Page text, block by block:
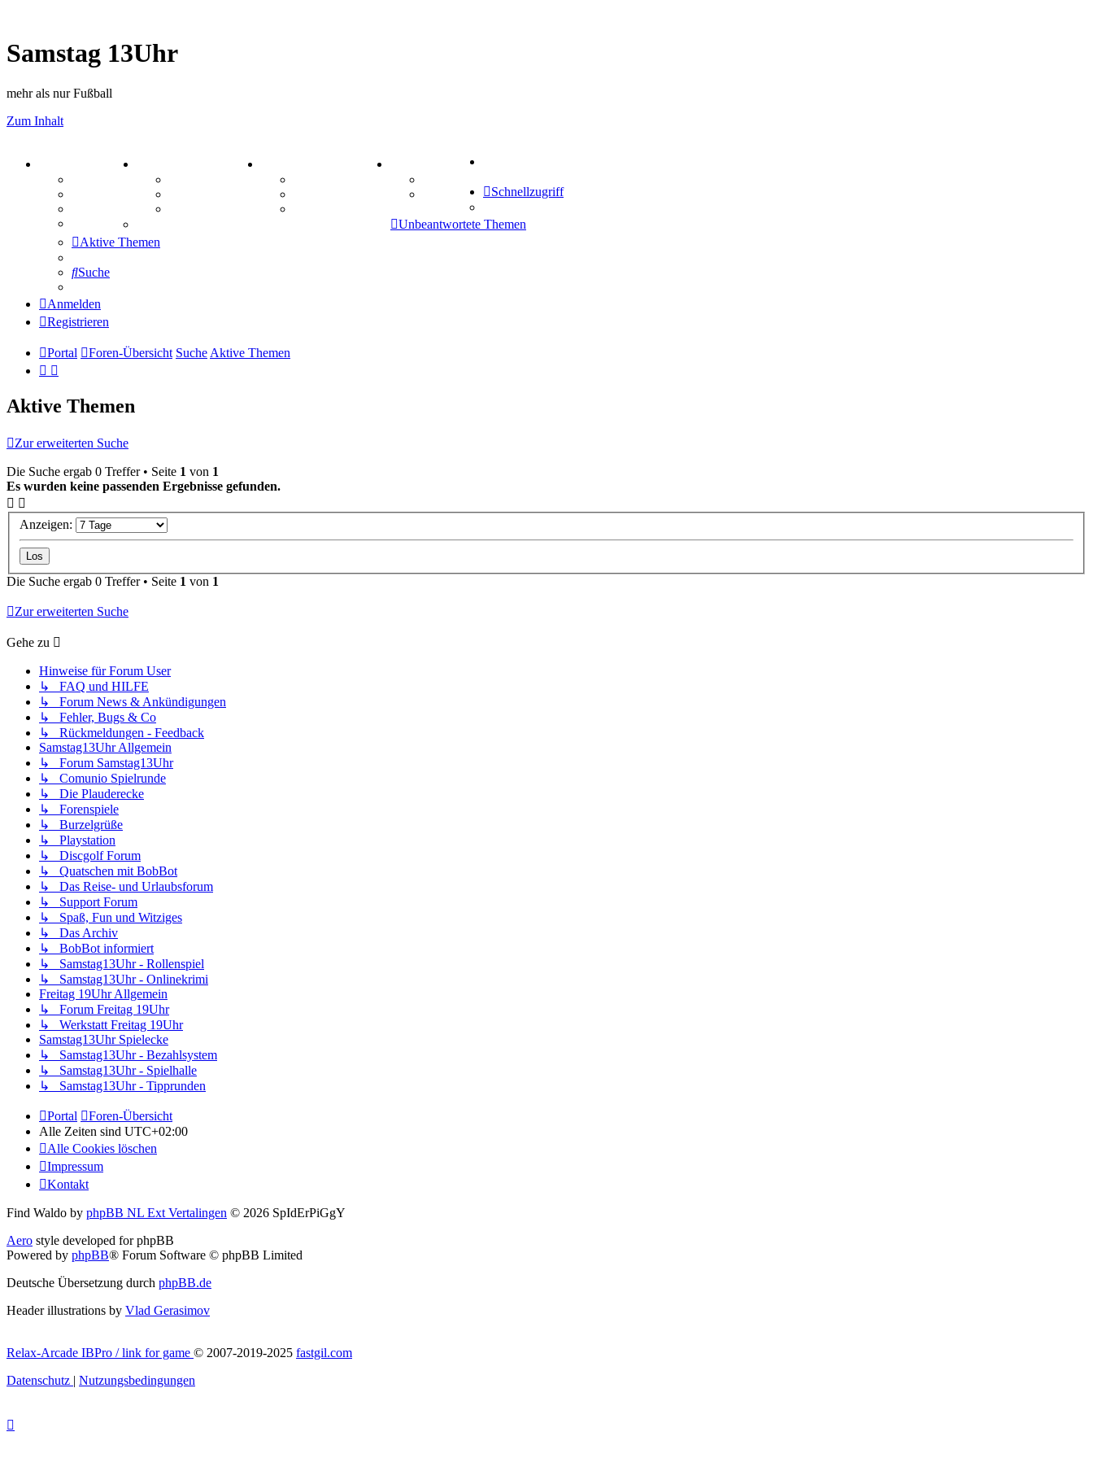
Samstag 13Uhr
mehr als nur Fußball
Zum Inhalt
Mastodon
Comunio
Schnellzugriff
Unbeantwortete Themen
Aktive Themen
Suche
Anmelden
Registrieren
Portal Foren-Übersicht Suche Aktive Themen
Aktive Themen
Zur erweiterten Suche
Die Suche ergab 0 Treffer • Seite 1 von 1
Es wurden keine passenden Ergebnisse gefunden.
Anzeigen:
Die Suche ergab 0 Treffer • Seite 1 von 1
Zur erweiterten Suche
Gehe zu
Hinweise für Forum User
↳ FAQ und HILFE
↳ Forum News & Ankündigungen
↳ Fehler, Bugs & Co
↳ Rückmeldungen - Feedback
Samstag13Uhr Allgemein
↳ Forum Samstag13Uhr
↳ Comunio Spielrunde
↳ Die Plauderecke
↳ Forenspiele
↳ Burzelgrüße
↳ Playstation
↳ Discgolf Forum
↳ Quatschen mit BobBot
↳ Das Reise- und Urlaubsforum
↳ Support Forum
↳ Spaß, Fun und Witziges
↳ Das Archiv
↳ BobBot informiert
↳ Samstag13Uhr - Rollenspiel
↳ Samstag13Uhr - Onlinekrimi
Freitag 19Uhr Allgemein
↳ Forum Freitag 19Uhr
↳ Werkstatt Freitag 19Uhr
Samstag13Uhr Spielecke
↳ Samstag13Uhr - Bezahlsystem
↳ Samstag13Uhr - Spielhalle
↳ Samstag13Uhr - Tipprunden
Portal
Foren-Übersicht
Alle Zeiten sind UTC+02:00
Alle Cookies löschen
Impressum
Kontakt
Find Waldo by phpBB NL Ext Vertalingen © 2026 SpIdErPiGgY
Aero style developed for phpBB
Powered by phpBB® Forum Software © phpBB Limited
Deutsche Übersetzung durch phpBB.de
Header illustrations by Vlad Gerasimov
Relax-Arcade IBPro / link for game © 2007-2019-2025 fastgil.com
Datenschutz | Nutzungsbedingungen